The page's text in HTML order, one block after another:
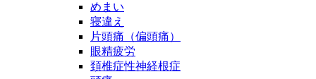
めまい
寝違え
片頭痛（偏頭痛）
眼精疲労
頚椎症性神経根症